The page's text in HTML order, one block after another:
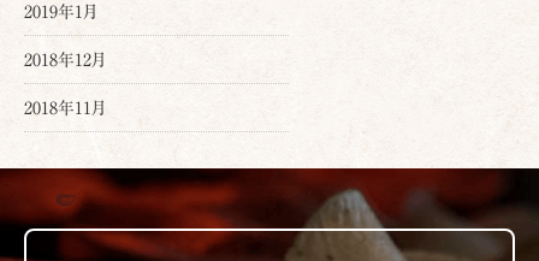
2019年1月
2018年12月
2018年11月